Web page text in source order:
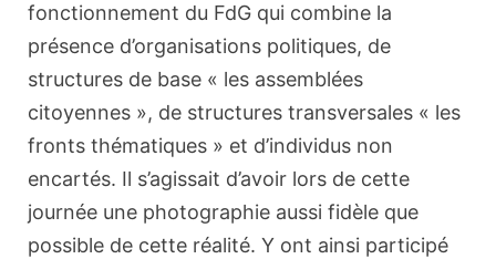
fonctionnement du FdG qui combine la
présence d’organisations politiques, de
structures de base « les assemblées
citoyennes », de structures transversales « les
fronts thématiques » et d’individus non
encartés. Il s’agissait d’avoir lors de cette
journée une photographie aussi fidèle que
possible de cette réalité. Y ont ainsi participé